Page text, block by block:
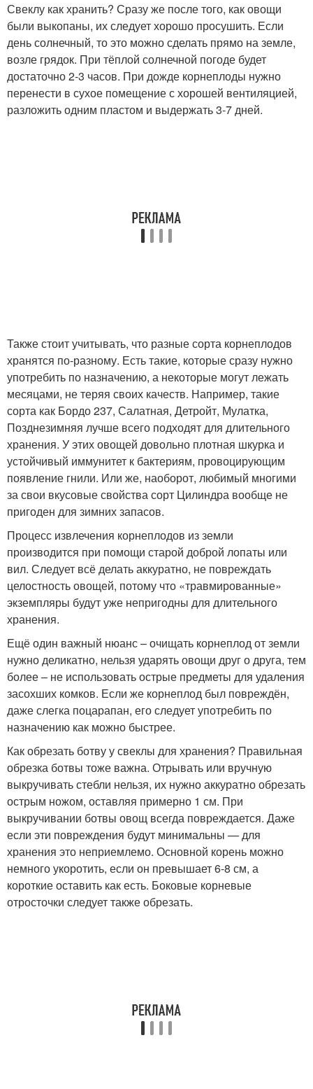
Свеклу как хранить? Сразу же после того, как овощи
были выкопаны, их следует хорошо просушить. Если
день солнечный, то это можно сделать прямо на земле,
возле грядок. При тёплой солнечной погоде будет
достаточно 2-3 часов. При дожде корнеплоды нужно
перенести в сухое помещение с хорошей вентиляцией,
разложить одним пластом и выдержать 3-7 дней.
Также стоит учитывать, что разные сорта корнеплодов
хранятся по-разному. Есть такие, которые сразу нужно
употребить по назначению, а некоторые могут лежать
месяцами, не теряя своих качеств. Например, такие
сорта как Бордо 237, Салатная, Детройт, Мулатка,
Позднезимняя лучше всего подходят для длительного
хранения. У этих овощей довольно плотная шкурка и
устойчивый иммунитет к бактериям, провоцирующим
появление гнили. Или же, наоборот, любимый многими
за свои вкусовые свойства сорт Цилиндра вообще не
пригоден для зимних запасов.
Процесс извлечения корнеплодов из земли
производится при помощи старой доброй лопаты или
вил. Следует всё делать аккуратно, не повреждать
целостность овощей, потому что «травмированные»
экземпляры будут уже непригодны для длительного
хранения.
Ещё один важный нюанс – очищать корнеплод от земли
нужно деликатно, нельзя ударять овощи друг о друга, тем
более – не использовать острые предметы для удаления
засохших комков. Если же корнеплод был повреждён,
даже слегка поцарапан, его следует употребить по
назначению как можно быстрее.
Как обрезать ботву у свеклы для хранения? Правильная
обрезка ботвы тоже важна. Отрывать или вручную
выкручивать стебли нельзя, их нужно аккуратно обрезать
острым ножом, оставляя примерно 1 см. При
выкручивании ботвы овощ всегда повреждается. Даже
если эти повреждения будут минимальны — для
хранения это неприемлемо. Основной корень можно
немного укоротить, если он превышает 6-8 см, а
короткие оставить как есть. Боковые корневые
отросточки следует также обрезать.